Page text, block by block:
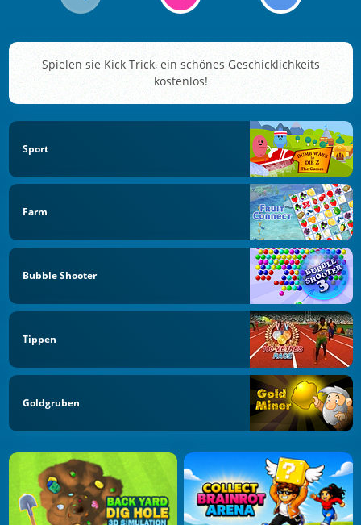
Spielen sie Kick Trick, ein schönes Geschicklichkeits
kostenlos!
Sport
Farm
Bubble Shooter
Tippen
Goldgruben